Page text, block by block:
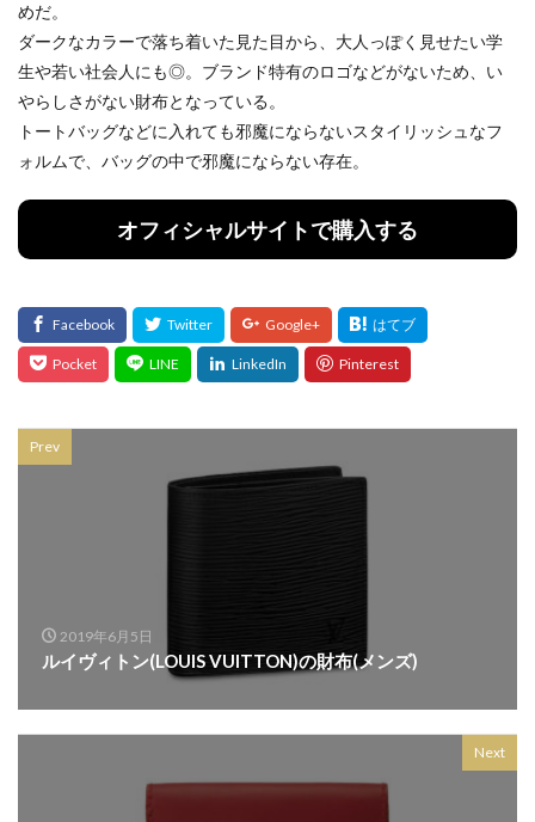
めだ。
ダークなカラーで落ち着いた見た目から、大人っぽく見せたい学
生や若い社会人にも◎。ブランド特有のロゴなどがないため、い
やらしさがない財布となっている。
トートバッグなどに入れても邪魔にならないスタイリッシュなフ
ォルムで、バッグの中で邪魔にならない存在。
オフィシャルサイトで購入する
Prev
2019年6月5日
ルイヴィトン(LOUIS VUITTON)の財布(メンズ)
Next